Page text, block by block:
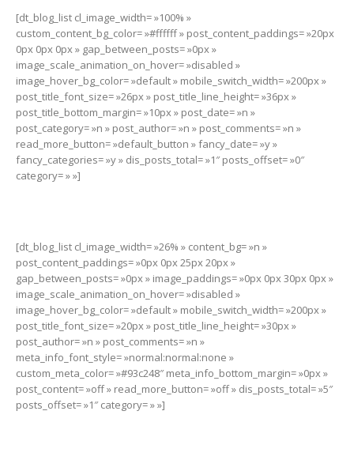
[dt_blog_list cl_image_width= »100% »
custom_content_bg_color= »#ffffff » post_content_paddings= »20px
0px 0px 0px » gap_between_posts= »0px »
image_scale_animation_on_hover= »disabled »
image_hover_bg_color= »default » mobile_switch_width= »200px »
post_title_font_size= »26px » post_title_line_height= »36px »
post_title_bottom_margin= »10px » post_date= »n »
post_category= »n » post_author= »n » post_comments= »n »
read_more_button= »default_button » fancy_date= »y »
fancy_categories= »y » dis_posts_total= »1″ posts_offset= »0″
category= » »]
[dt_blog_list cl_image_width= »26% » content_bg= »n »
post_content_paddings= »0px 0px 25px 20px »
gap_between_posts= »0px » image_paddings= »0px 0px 30px 0px »
image_scale_animation_on_hover= »disabled »
image_hover_bg_color= »default » mobile_switch_width= »200px »
post_title_font_size= »20px » post_title_line_height= »30px »
post_author= »n » post_comments= »n »
meta_info_font_style= »normal:normal:none »
custom_meta_color= »#93c248″ meta_info_bottom_margin= »0px »
post_content= »off » read_more_button= »off » dis_posts_total= »5″
posts_offset= »1″ category= » »]